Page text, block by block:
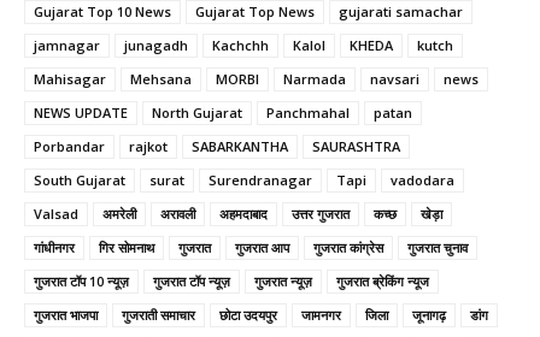
Gujarat Top 10 News
Gujarat Top News
gujarati samachar
jamnagar
junagadh Kachchh Kalol KHEDA
kutch
Mahisagar
Mehsana MORBI Narmada navsari
news
NEWS UPDATE
North Gujarat Panchmahal
patan
Porbandar
rajkot SABARKANTHA
SAURASHTRA
South Gujarat
surat Surendranagar Tapi
vadodara
Valsad
अमरेली अरावली अहमदाबाद उत्तर गुजरात कच्छ
खेड़ा
गांधीनगर
गिर सोमनाथ गुजरात गुजरात आप गुजरात कांग्रेस
गुजरात चुनाव
गुजरात टॉप 10 न्यूज़
गुजरात टॉप न्यूज़ गुजरात न्यूज़
गुजरात ब्रेकिंग न्यूज
गुजरात भाजपा
गुजराती समाचार छोटा उदयपुर जामनगर जिला जूनागढ़
डांग